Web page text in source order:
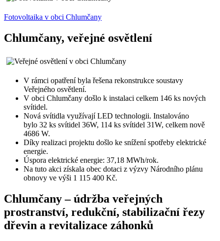
Fotovoltaika v obci Chlumčany
Chlumčany, veřejné osvětlení
V rámci opatření byla řešena rekonstrukce soustavy
Veřejného osvětlení.
V obci Chlumčany došlo k instalaci celkem 146 ks nových
svítidel.
Nová svítidla využívají LED technologii. Instalováno
bylo 32 ks svítidel 36W, 114 ks svítidel 31W, celkem nově
4686 W.
Díky realizaci projektu došlo ke snížení spotřeby elektrické
energie.
Úspora elektrické energie: 37,18 MWh/rok.
Na tuto akci získala obec dotaci z výzvy Národního plánu
obnovy ve výši 1 115 400 Kč.
Chlumčany – údržba veřejných
prostranství, redukční, stabilizační řezy
dřevin a revitalizace záhonků